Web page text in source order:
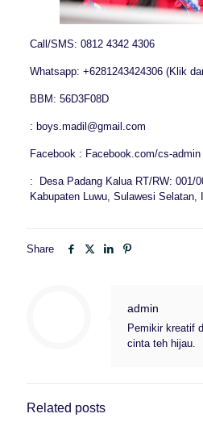
Call/SMS: 0812 4342 4306
Whatsapp: +6281243424306 (Klik
BBM: 56D3F08D
: boys.madil@gmail.com
Facebook : Facebook.com/cs-admin
: Desa Padang Kalua RT/RW: 001/
Kabupaten Luwu, Sulawesi Selatan,
Share
admin
Pemikir kreatif
cinta teh hijau.
Related posts